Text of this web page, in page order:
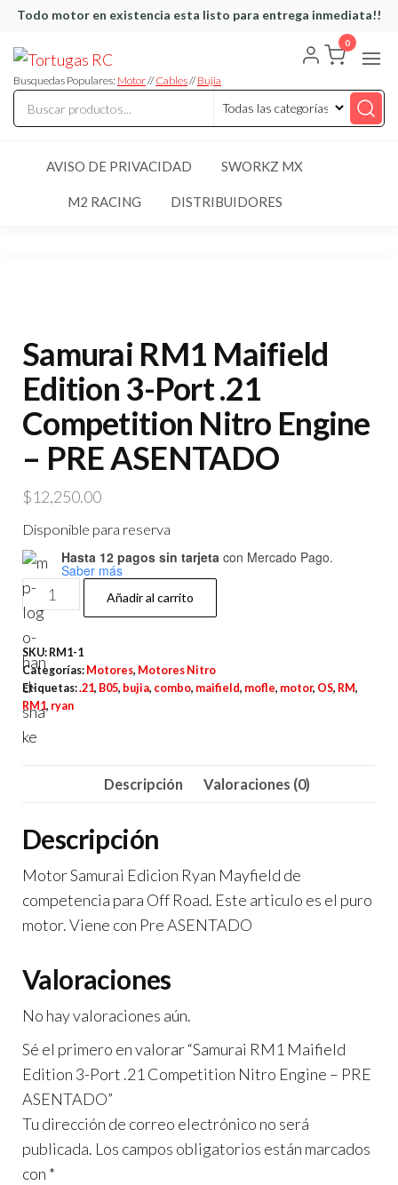
Saltar
contenido
Todo motor en existencia esta listo para entrega inmediata!!
RC
articulos
de RC
Busquedas Populares: Motor//Cables//Bujia
0
AVISO DE PRIVACIDAD SWORKZ MX
M2 RACING DISTRIBUIDORES
Samurai RM1 Maifield
Edition 3-Port .21
Competition Nitro Engine
– PRE ASENTADO
$12,250.00
Disponible para reserva
Hasta 12 pagos sin tarjeta con Mercado Pago.
Saber más
Samurai
RM1
Maifield
Edition
3-
Port
.21
-
cantidad
Añadir al carrito
SKU: RM1-1
Categorías: Motores, Motores Nitro
Etiquetas:.21, B05, bujia, combo, maifield, mofle, motor, OS, RM,
RM1, ryan
Descripción Valoraciones (0)
Descripción
Motor Samurai Edicion Ryan Mayfield de
competencia para Off Road. Este articulo es el puro
motor. Viene con Pre ASENTADO
Valoraciones
No hay valoraciones aún.
Sé el primero en valorar “Samurai RM1 Maifield
Edition 3-Port .21 Competition Nitro Engine – PRE
ASENTADO”
Tu dirección de correo electrónico no será
publicada. Los campos obligatorios están marcados
con *